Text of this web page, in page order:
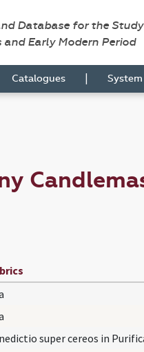
Database for the
and Early Modern Period
Catalogues | System